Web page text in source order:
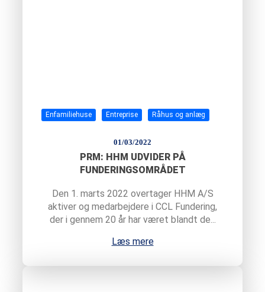
Enfamiliehuse Entreprise Råhus og anlæg
01/03/2022
PRM: HHM UDVIDER PÅ
FUNDERINGSOMRÅDET
Den 1. marts 2022 overtager HHM A/S
aktiver og medarbejdere i CCL Fundering,
der i gennem 20 år har været blandt de...
Læs mere